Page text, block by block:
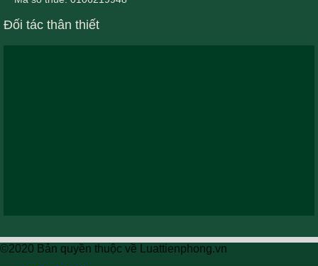
Đối tác thân thiết
©2020 Bản quyền thuộc về Luattienphong.vn